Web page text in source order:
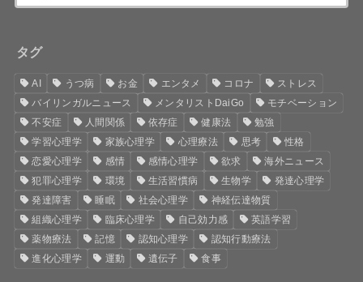
タグ
AI うつ病 お金 エンタメ コロナ
ストレス
バイリンガルニュース
メンタリストDaiGo
モチベーション
不安症
人間関係 依存症 健康法
勉強
学習心理学
家族心理学 心理療法 思考
性格
恋愛心理学
感情 感情心理学 欲求
海外ニュース
犯罪心理学
環境 生活習慣病 生物学
発達心理学
発達障害
睡眠 社会心理学
神経伝達物質
組織心理学
臨床心理学 自己効力感
英語学習
薬物療法
記憶 認知心理学
認知行動療法
進化心理学
運動 遺伝子 食事